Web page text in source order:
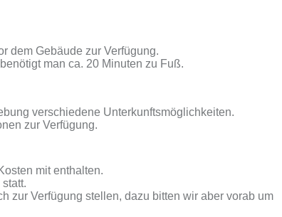
dem Gebäude zur Verfügung.
man ca. 20 Minuten zu Fuß.
verschiedene Unterkunftsmöglichkeiten.
zur Verfügung.
mit enthalten.
zur Verfügung stellen, dazu bitten wir aber vorab um